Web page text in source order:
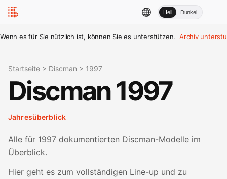
Hell Dunkel
Wenn es für Sie nützlich ist, können Sie es unterstützen. Archiv
Startseite > Discman > 1997
Discman 1997
Jahresüberblick
Alle für 1997 dokumentierten Discman-Modelle im
Überblick.
Hier geht es zum vollständigen Line-up und zu